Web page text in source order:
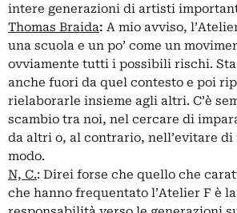
intere generazioni di artisti
Thomas Braida: A mio avviso,
una scuola e un po’ come un
ovviamente tutti i possibili rischi.
anche fuori da quel contesto e poi
rielaborarle insieme agli altri. C’è
scambio tra noi, nel cercare di
da altri o, al contrario, nell’evitare di
modo.
N, C.: Direi forse che quello che
che hanno frequentato l’Atelier F è